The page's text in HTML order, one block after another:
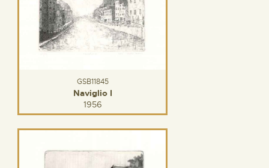
GSB11845
Naviglio I
1956